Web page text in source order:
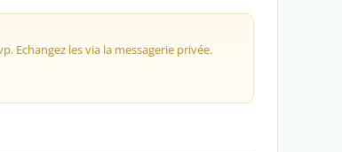
Echangez les via la messagerie privée.